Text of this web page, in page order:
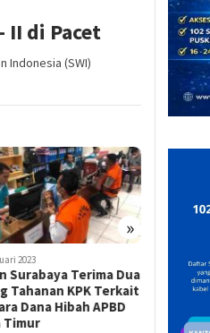
II di Pacet
Indonesia (SWI)
»
2023
Surabaya Terima Dua
Tahanan KPK Terkait
Dana Hibah APBD
Timur
8 Februari
40